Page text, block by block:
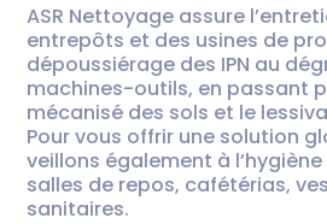
ASR Nettoyage assure
entrepôts et des usines de
dépoussiérage des IPN au
machines-outils, en passant
mécanisé des sols et le
Pour vous offrir une solution
veillons également à
salles de repos, cafétérias,
sanitaires.